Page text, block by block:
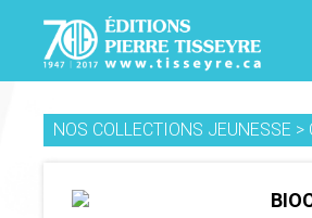
NOS COLLECTIONS JEUNESSE >